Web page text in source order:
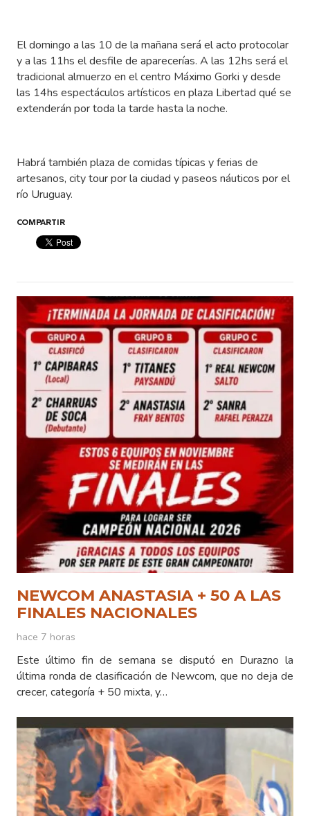
El domingo a las 10 de la mañana será el acto protocolar
y a las 11hs el desfile de aparecerías. A las 12hs será el
tradicional almuerzo en el centro Máximo Gorki y desde
las 14hs espectáculos artísticos en plaza Libertad qué se
extenderán por toda la tarde hasta la noche.
Habrá también plaza de comidas típicas y ferias de
artesanos, city tour por la ciudad y paseos náuticos por el
río Uruguay.
COMPARTIR
NEWCOM ANASTASIA + 50 A LAS
FINALES NACIONALES
hace 7 horas
Este último fin de semana se disputó en Durazno la
última ronda de clasificación de Newcom, que no deja de
crecer, categoría + 50 mixta, y…